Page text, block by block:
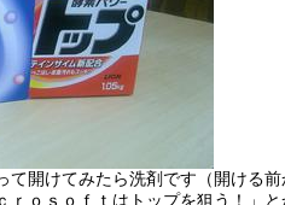
て開けてみたら洗剤です（開ける
ｒｏｓｏｆｔはトップを狙う！」